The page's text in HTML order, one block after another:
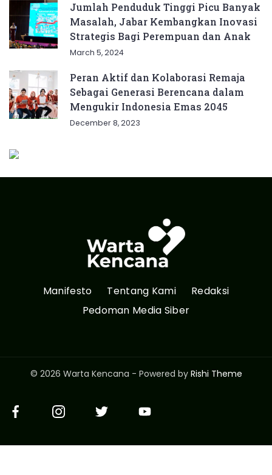
Jumlah Penduduk Tinggi Picu Banyak
Masalah, Jabar Kembangkan Inovasi
Strategis Bagi Perempuan dan Anak
March 5, 2024
Peran Aktif dan Kolaborasi Remaja
Sebagai Generasi Berencana dalam
Mengukir Indonesia Emas 2045
December 8, 2023
Manifesto Tentang Kami
Redaksi
Pedoman Media Siber
© 2026 Warta Kencana - Powered by Rishi Theme